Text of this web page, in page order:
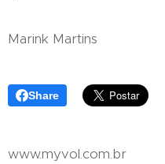
Marink Martins
Share
www.myvol.com.br